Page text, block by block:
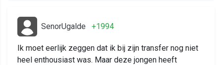
SenorUgalde +1994
Ik moet eerlijk zeggen dat ik bij zijn transfer nog niet
heel enthousiast was. Maar deze jongen heeft